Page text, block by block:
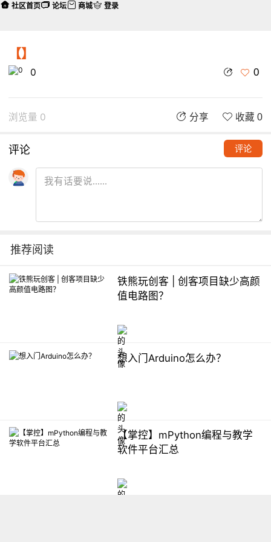
【】
0 0
浏览量 0 分享 收藏 0
评论 评论
推荐阅读
铁熊玩创客 | 创客项目缺少高颜
值电路图？
想入门Arduino怎么办？
【掌控】mPython编程与教学
软件平台汇总
社区首页 论坛 商城 登录